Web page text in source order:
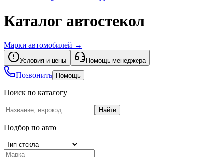
Каталог автостекол
Марки автомобилей →
Условия и цены Помощь менеджера
Позвонить Помощь
Поиск по каталогу
Найти
Подбор по авто